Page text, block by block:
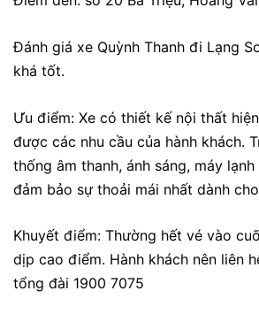
Đánh giá xe Quỳnh Thanh đi Lạng
khá tốt.
Ưu điểm: Xe có thiết kế nội thất
được các nhu cầu của hành khách.
thống âm thanh, ánh sáng, máy
đảm bảo sự thoải mái nhất dành
Khuyết điểm: Thường hết vé vào
dịp cao điểm. Hành khách nên liên
tổng đài 1900 7075